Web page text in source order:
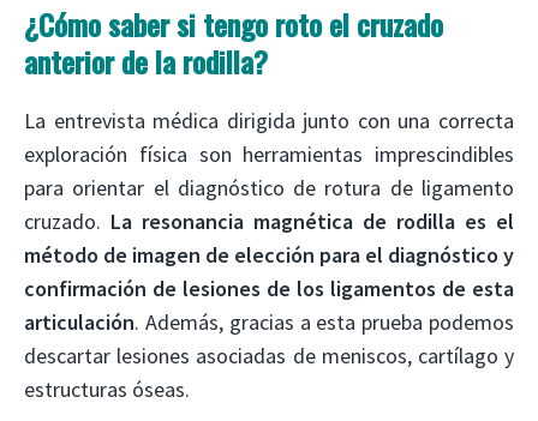
¿Cómo saber si tengo roto el cruzado
anterior de la rodilla?
La entrevista médica dirigida junto con una correcta
exploración física son herramientas imprescindibles
para orientar el diagnóstico de rotura de ligamento
cruzado. La resonancia magnética de rodilla es el
método de imagen de elección para el diagnóstico y
confirmación de lesiones de los ligamentos de esta
articulación. Además, gracias a esta prueba podemos
descartar lesiones asociadas de meniscos, cartílago y
estructuras óseas.